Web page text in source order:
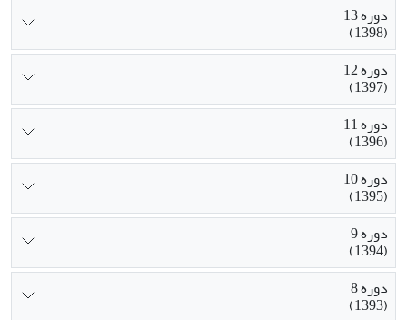
دوره 13
(1398)
دوره 12
(1397)
دوره 11
(1396)
دوره 10
(1395)
دوره 9
(1394)
دوره 8
(1393)